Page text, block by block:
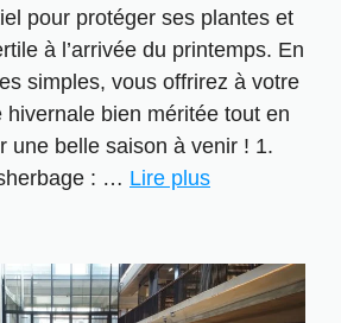
pour protéger ses plantes et
à l’arrivée du printemps. En
simples, vous offrirez à votre
hivernale bien méritée tout en
une belle saison à venir ! 1.
: … Lire plus